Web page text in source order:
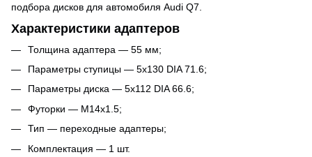
подбора дисков для автомобиля Audi Q7.
Характеристики адаптеров
Толщина адаптера — 55 мм;
Параметры ступицы — 5x130 DIA 71.6;
Параметры диска — 5x112 DIA 66.6;
Футорки — M14x1.5;
Тип — переходные адаптеры;
Комплектация — 1 шт.